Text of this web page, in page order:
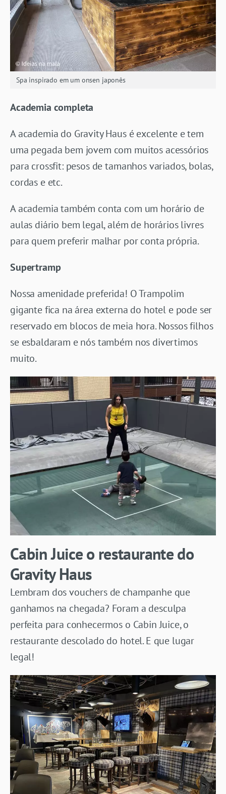
Spa inspirado em um onsen japonês
Academia completa
A academia do Gravity Haus é excelente e tem
uma pegada bem jovem com muitos acessórios
para crossfit: pesos de tamanhos variados, bolas,
cordas e etc.
A academia também conta com um horário de
aulas diário bem legal, além de horários livres
para quem preferir malhar por conta própria.
Supertramp
Nossa amenidade preferida! O Trampolim
gigante fica na área externa do hotel e pode ser
reservado em blocos de meia hora. Nossos filhos
se esbaldaram e nós também nos divertimos
muito.
Cabin Juice o restaurante do
Gravity Haus
Lembram dos vouchers de champanhe que
ganhamos na chegada? Foram a desculpa
perfeita para conhecermos o Cabin Juice, o
restaurante descolado do hotel. E que lugar
legal!